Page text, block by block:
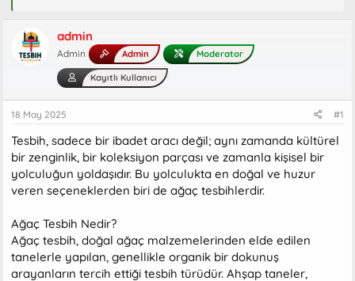
u
a
l
a
t
a
a
n
g
a
r
i
h
admin
Admin Admin Moderator
Kayıtlı Kullanıcı
18 May 2025 #1
Tesbih, sadece bir ibadet aracı değil; aynı zamanda kültürel
bir zenginlik, bir koleksiyon parçası ve zamanla kişisel bir
yolculuğun yoldaşıdır. Bu yolculukta en doğal ve huzur
veren seçeneklerden biri de ağaç tesbihlerdir.
Ağaç Tesbih Nedir?
Ağaç tesbih, doğal ağaç malzemelerinden elde edilen
tanelerle yapılan, genellikle organik bir dokunuş
arayanların tercih ettiği tesbih türüdür. Ahşap taneler,